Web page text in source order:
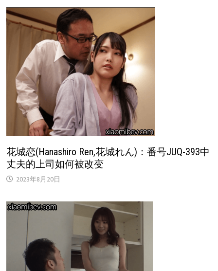
花城恋(Hanashiro Ren,花城れん)：番号JUQ-393中
丈夫的上司如何被改变
2023年8月20日